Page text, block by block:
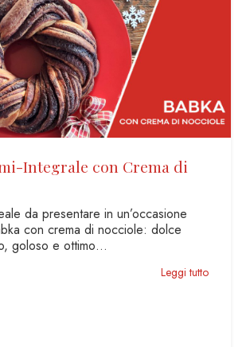
DI GRANO SARACENO
e Senza Lattosio La crostata è uno
classici che tutti conoscono e